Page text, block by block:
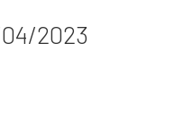
2023